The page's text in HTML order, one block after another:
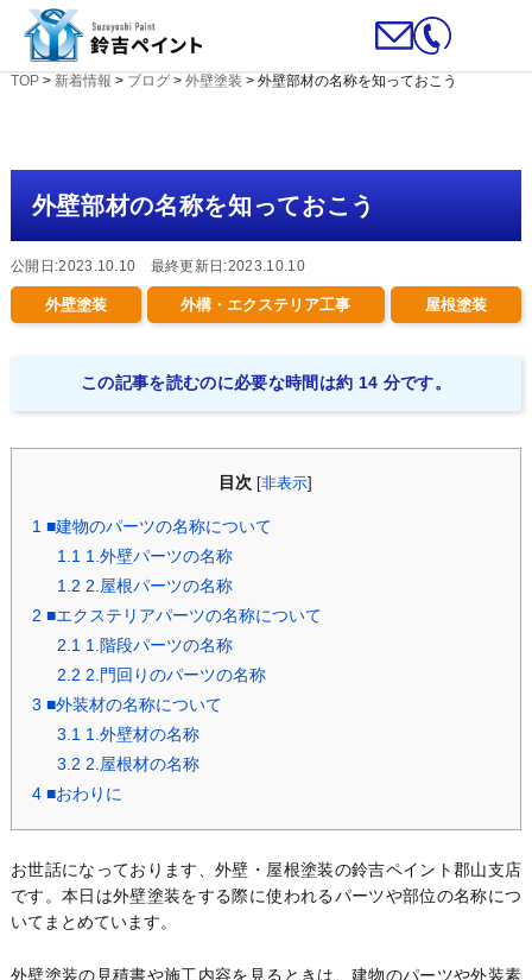
TOP> 新着情報 > ブログ> 外壁塗装 > 外壁部材の名称を知っておこう
外壁部材の名称を知っておこう
公開日:2023.10.10 最終更新日:2023.10.10
外壁塗装 外構・エクステリア工事 屋根塗装
この記事を読むのに必要な時間は約 14 分です。
目次 [非表示
1 ■建物のパーツの名称について
1.1 1.外壁パーツの名称
1.2 2.屋根パーツの名称
2 ■エクステリアパーツの名称について
2.1 1.階段パーツの名称
2.2 2.門回りのパーツの名称
3 ■外装材の名称について
3.1 1.外壁材の名称
3.2 2.屋根材の名称
4■おわりに
お世話になっております、外壁・屋根塗装の鈴吉ペイント郡山支店
です。本日は外壁塗装をする際に使われるパーツや部位の名称につ
いてまとめています。
外壁塗装の見積書や施工内容を見るときは、建物のパーツや外装素